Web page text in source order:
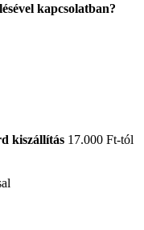
kapcsolatban?
kiszállítás 17.000 Ft-tól